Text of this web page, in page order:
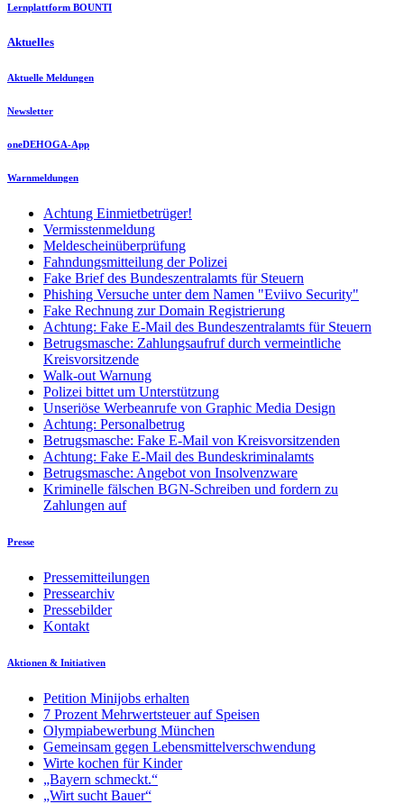
Lernplattform BOUNTI
Aktuelles
Aktuelle Meldungen
Newsletter
oneDEHOGA-App
Warnmeldungen
Achtung Einmietbetrüger!
Vermisstenmeldung
Meldescheinüberprüfung
Fahndungsmitteilung der Polizei
Fake Brief des Bundeszentralamts für Steuern
Phishing Versuche unter dem Namen "Eviivo Security"
Fake Rechnung zur Domain Registrierung
Achtung: Fake E-Mail des Bundeszentralamts für Steuern
Betrugsmasche: Zahlungsaufruf durch vermeintliche
Kreisvorsitzende
Walk-out Warnung
Polizei bittet um Unterstützung
Unseriöse Werbeanrufe von Graphic Media Design
Achtung: Personalbetrug
Betrugsmasche: Fake E-Mail von Kreisvorsitzenden
Achtung: Fake E-Mail des Bundeskriminalamts
Betrugsmasche: Angebot von Insolvenzware
Kriminelle fälschen BGN-Schreiben und fordern zu
Zahlungen auf
Presse
Pressemitteilungen
Pressearchiv
Pressebilder
Kontakt
Aktionen & Initiativen
Petition Minijobs erhalten
7 Prozent Mehrwertsteuer auf Speisen
Olympiabewerbung München
Gemeinsam gegen Lebensmittelverschwendung
Wirte kochen für Kinder
„Bayern schmeckt.“
„Wirt sucht Bauer“